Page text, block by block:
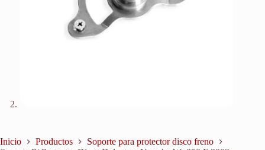
Inicio Productos
Soporte para protector disco freno